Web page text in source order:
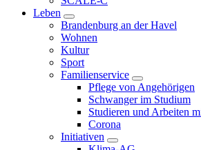
Leben
Brandenburg an der Havel
Wohnen
Kultur
Sport
Familienservice
Pflege von Angehörigen
Schwanger im Studium
Studieren und Arbeiten
Corona
Initiativen